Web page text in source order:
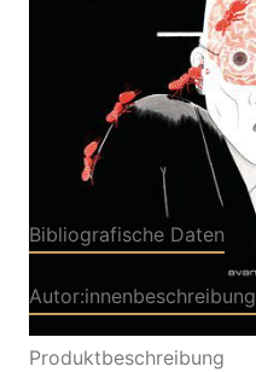
Verlag: avant
gebunden
Bibliografische Daten
Autor:innenbeschreibung
Produktbeschreibung